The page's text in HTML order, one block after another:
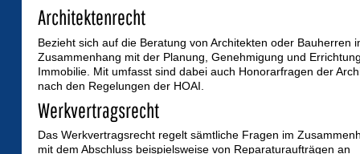
Architektenrecht
Bezieht sich auf die Beratung von Architekten oder Bauherren
Zusammenhang mit der Planung, Genehmigung und
Immobilie. Mit umfasst sind dabei auch Honorarfragen der
nach den Regelungen der HOAI.
Werkvertragsrecht
Das Werkvertragsrecht regelt sämtliche Fragen im
mit dem Abschluss beispielsweise von Reparaturaufträgen an